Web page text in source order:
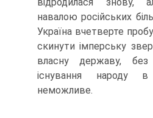
навалою російських
Україна вчетверте
скинути імперську
власну державу, без
існування народу в
неможливе.